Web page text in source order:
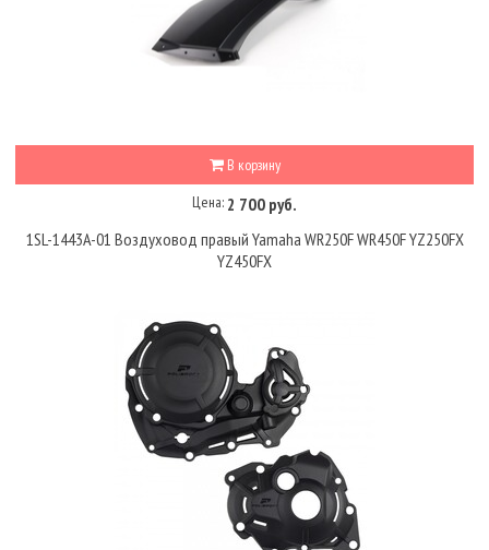
В корзину
Цена: 2 700 руб.
1SL-1443A-01 Воздуховод правый Yamaha WR250F WR450F YZ250FX
YZ450FX